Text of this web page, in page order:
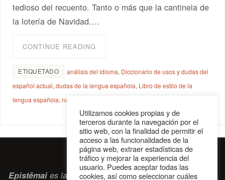
tedioso del recuento. Tanto o más que la cantinela de
la lotería de Navidad.…
CONTINUE READING
ETIQUETADO análisis del idioma, Diccionario de usos y dudas del
español actual,dudas de la lengua española, Libro de estilo de la
lengua española,número y nombre
Epistêmaies la revista digital de la Sociedad Erasmiana
Utilizamos cookies propias y de
terceros durante la navegación por el
sitio web, con la finalidad de permitir el
acceso a las funcionalidades de la
página web, extraer estadísticas de
tráfico y mejorar la experiencia del
usuario. Puedes aceptar todas las
cookies, así como seleccionar cuáles